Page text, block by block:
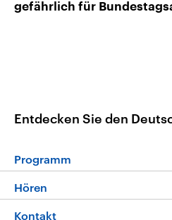
gefährlich für
Entdecken Sie den
Programm
Programm
Hören
Livestream
Kontakt